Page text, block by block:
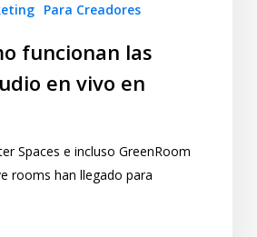
Para Creadores
funcionan las
en vivo en
Spaces e incluso GreenRoom
rooms han llegado para